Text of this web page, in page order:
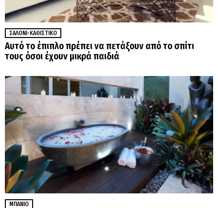
ΣΑΛΌΝΙ-ΚΑΘΙΣΤΙΚΌ
Αυτό το έπιπλο πρέπει να πετάξουν από το σπίτι
τους όσοι έχουν μικρά παιδιά
ΜΠΆΝΙΟ